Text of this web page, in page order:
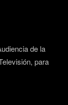
de la
para